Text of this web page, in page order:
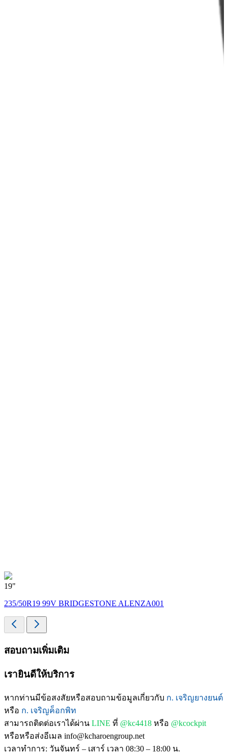
19"
235/50R19 99V BRIDGESTONE ALENZA001
สอบถามเพิ่มเติม
เรายินดีให้บริการ
หากท่านมีข้อสงสัยหรือสอบถามข้อมูลเกี่ยวกับ ก. เจริญยางยนต์
หรือ ก. เจริญค็อกพิท
สามารถติดต่อเราได้ผ่าน LINE ที่ @kc4418 หรือ @kcockpit
หรือหรือส่งอีเมล info@kcharoengroup.net
เวลาทำการ: วันจันทร์ – เสาร์ เวลา 08:30 – 18:00 น.